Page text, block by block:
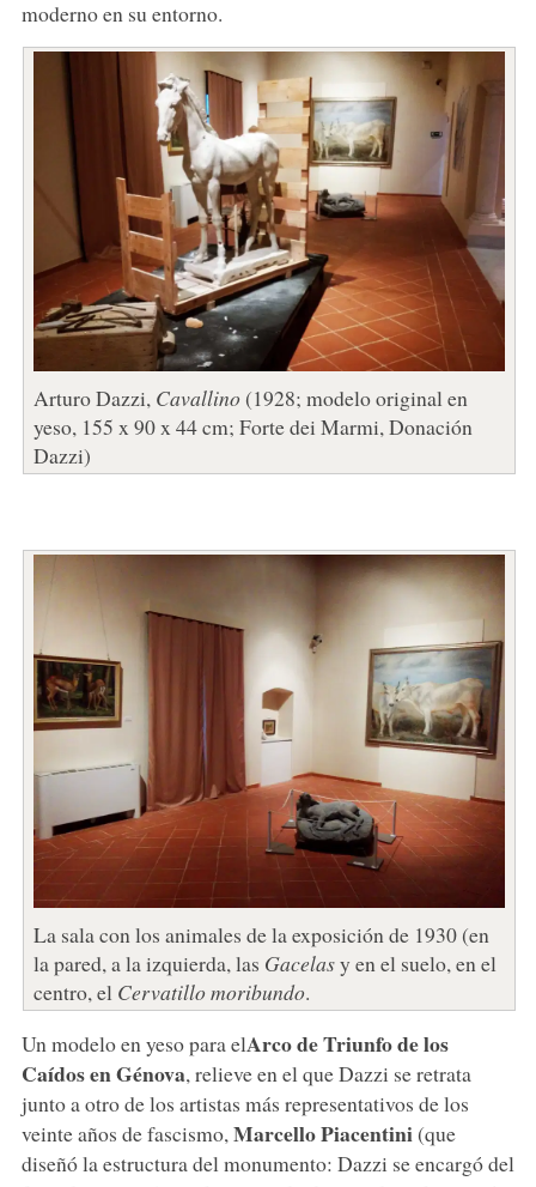
moderno en su entorno.
Arturo Dazzi, Cavallino(1928; modelo original en
yeso, 155 x 90 x 44 cm; Forte dei Marmi, Donación
Dazzi)
La sala con los animales de la exposición de 1930 (en
la pared, a la izquierda, las Gacelasy en el suelo, en el
centro, el Cervatillo moribundo.
Un modelo en yeso para elArco de Triunfo de los
Caídos en Génova, relieve en el que Dazzi se retrata
junto a otro de los artistas más representativos de los
veinte años de fascismo, Marcello Piacentini(que
diseñó la estructura del monumento: Dazzi se encargó del